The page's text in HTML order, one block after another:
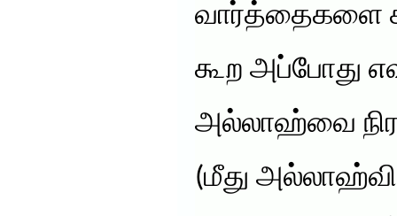
வார்த்தைகளை
கூற அப்போது
அல்லாஹ்வை
(மீது